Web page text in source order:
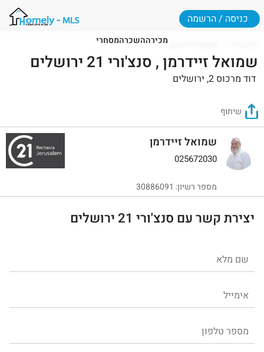
מכירההשכרהמסחרי
כניסה / הרשמה
שמואל זיידרמן , סנצ'ורי 21 ירושלים
דוד מרכוס 2, ירושלים
שיתוף
שמואל זיידרמן
025672030
מספר רשיון: 30886091
יצירת קשר עם סנצ'ורי 21 ירושלים